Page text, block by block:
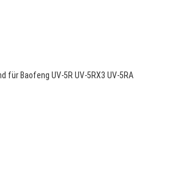
für Baofeng UV-5R UV-5RX3 UV-5RA